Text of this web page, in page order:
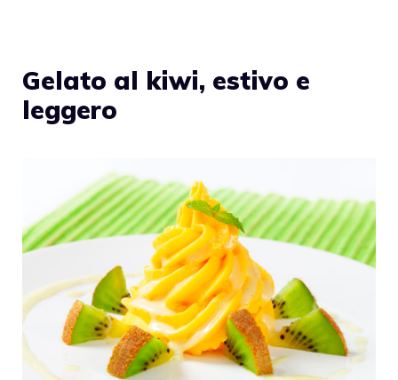
Gelato al kiwi, estivo e
leggero